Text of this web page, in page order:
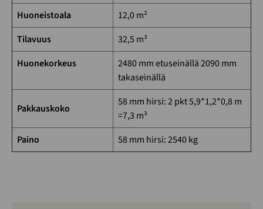
Huoneistoala
12,0 m²
Tilavuus
32,5 m³
Huonekorkeus
2480 mm etuseinällä 2090 mm
takaseinällä
Pakkauskoko
58 mm hirsi: 2 pkt 5,9*1,2*0,8 m
=7,3 m³
Paino
58 mm hirsi: 2540 kg